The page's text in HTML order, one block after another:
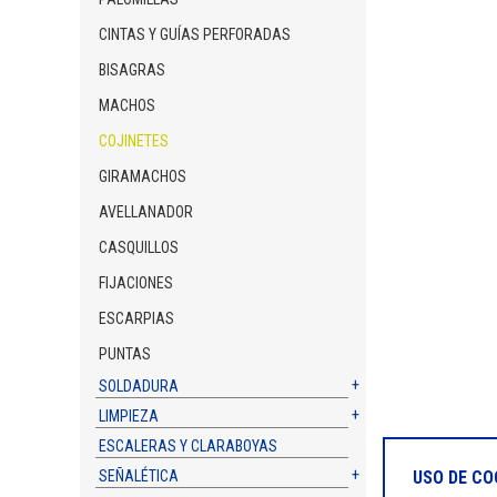
CINTAS Y GUÍAS PERFORADAS
BISAGRAS
MACHOS
COJINETES
GIRAMACHOS
AVELLANADOR
CASQUILLOS
FIJACIONES
ESCARPIAS
PUNTAS
SOLDADURA
LIMPIEZA
ESCALERAS Y CLARABOYAS
SEÑALÉTICA
USO DE